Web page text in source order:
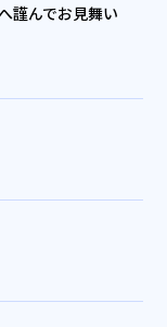
謹んでお見舞い